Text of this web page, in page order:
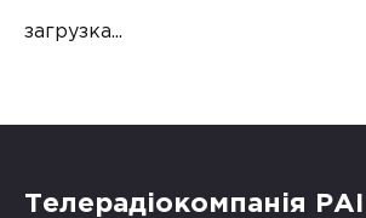
загрузка...
Телерадіокомпанія РАІ